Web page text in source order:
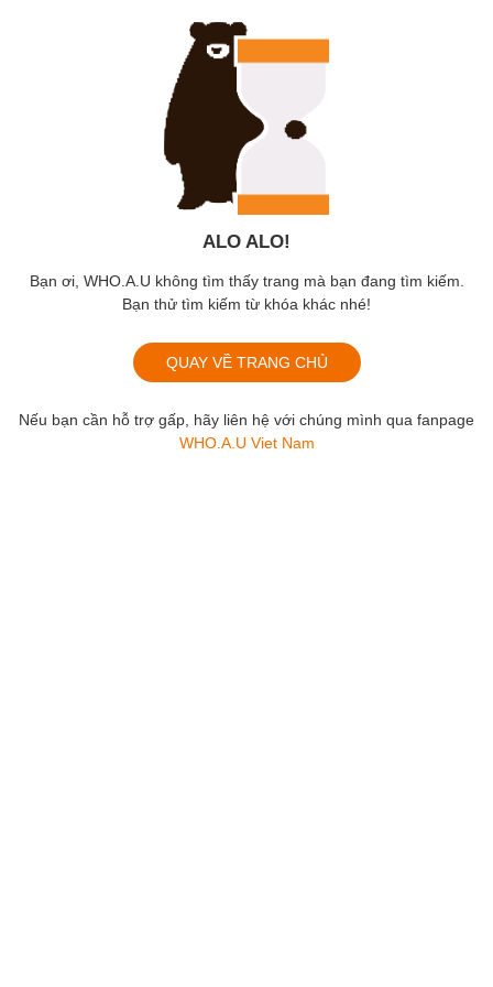
ALO ALO!
Bạn ơi, WHO.A.U không tìm thấy trang mà bạn đang tìm kiếm.
Bạn thử tìm kiếm từ khóa khác nhé!
QUAY VỀ TRANG CHỦ
Nếu bạn cần hỗ trợ gấp, hãy liên hệ với chúng mình qua fanpage
WHO.A.U Viet Nam